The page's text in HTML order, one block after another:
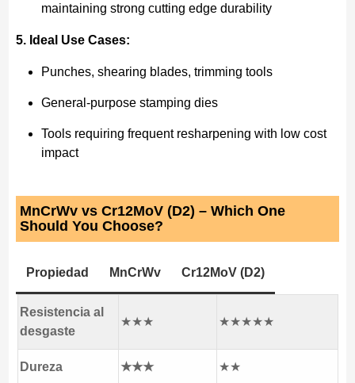
maintaining strong cutting edge durability
5. Ideal Use Cases:
Punches, shearing blades, trimming tools
General-purpose stamping dies
Tools requiring frequent resharpening with low cost
impact
MnCrWv vs Cr12MoV (D2) – Which One
Should You Choose?
Propiedad MnCrWv Cr12MoV (D2)
Resistencia al
desgaste
★★★ ★★★★★
Dureza ★★★ ★★